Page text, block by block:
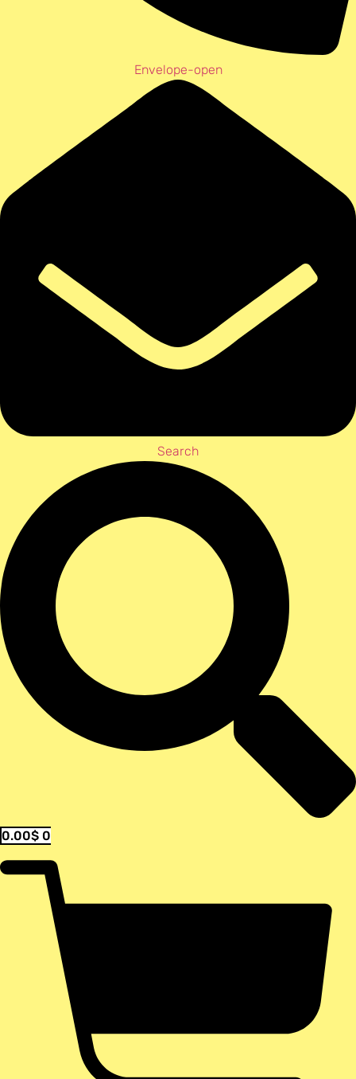
Envelope-open
Search
0.00$ 0